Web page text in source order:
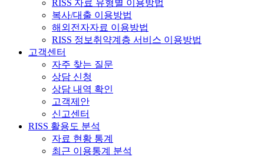
RISS 자료 유형별 이용방법
복사/대출 이용방법
해외전자자료 이용방법
RISS 정보취약계층 서비스 이용방법
고객센터
자주 찾는 질문
상담 신청
상담 내역 확인
고객제안
신고센터
RISS 활용도 분석
자료 현황 통계
최근 이용통계 분석